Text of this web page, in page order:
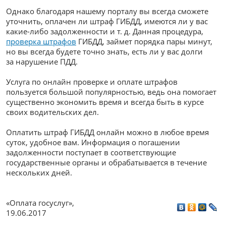
Однако благодаря нашему порталу вы всегда сможете
уточнить, оплачен ли штраф ГИБДД, имеются ли у вас
какие-либо задолженности и т. д. Данная процедура,
проверка штрафов ГИБДД, займет порядка пары минут,
но вы всегда будете точно знать, есть ли у вас долги
за нарушение ПДД.
Услуга по онлайн проверке и оплате штрафов
пользуется большой популярностью, ведь она помогает
существенно экономить время и всегда быть в курсе
своих водительских дел.
Оплатить штраф ГИБДД онлайн можно в любое время
суток, удобное вам. Информация о погашении
задолженности поступает в соответствующие
государственные органы и обрабатывается в течение
нескольких дней.
«Оплата госуслуг»,
19.06.2017